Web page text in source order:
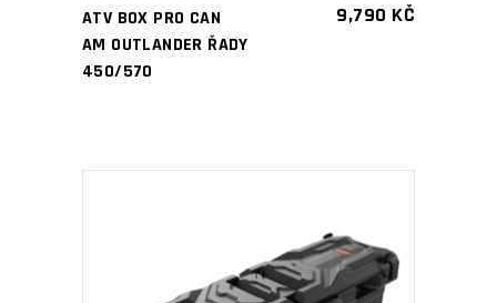
ATV BOX PRO CAN
AM OUTLANDER ŘADY
450/570
9,790 KČ